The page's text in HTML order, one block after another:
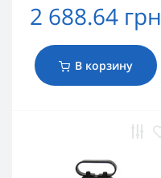
2 688.64 грн
В корзину